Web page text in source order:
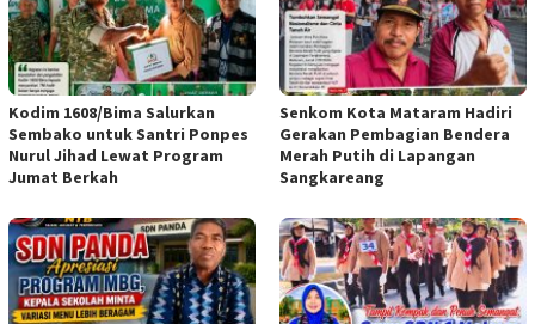
Kodim 1608/Bima Salurkan
Sembako untuk Santri Ponpes
Nurul Jihad Lewat Program
Jumat Berkah
Senkom Kota Mataram Hadiri
Gerakan Pembagian Bendera
Merah Putih di Lapangan
Sangkareang